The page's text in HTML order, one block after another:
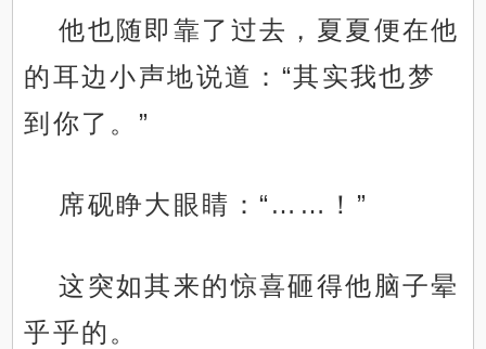
他也随即靠了过去，夏夏便在他
的耳边小声地说道：“其实我也梦
到你了。”
席砚睁大眼睛：“……！”
这突如其来的惊喜砸得他脑子晕
乎乎的。